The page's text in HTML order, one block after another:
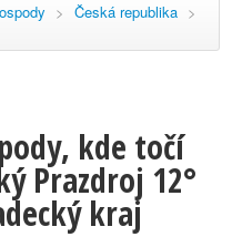
> Česká republika >
kde točí
Prazdroj 12°
kraj